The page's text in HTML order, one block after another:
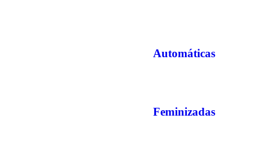
Automáticas
Feminizadas